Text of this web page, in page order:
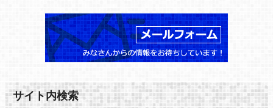
サイト内検索